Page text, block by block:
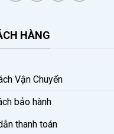
HÀNG
Vận Chuyển
bảo hành
thanh toán